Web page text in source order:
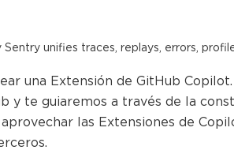
Sentry unifies traces, replays, errors,
una Extensión de GitHub
y te guiaremos a través de la
las Extensiones de